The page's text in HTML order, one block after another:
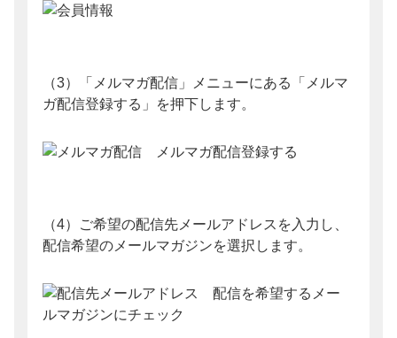
（3）「メルマガ配信」メニューにある「メルマ
ガ配信登録する」を押下します。
（4）ご希望の配信先メールアドレスを入力し、
配信希望のメールマガジンを選択します。